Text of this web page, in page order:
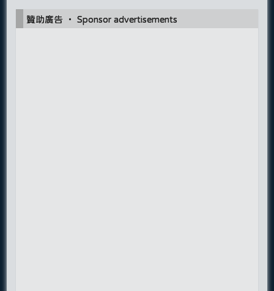
贊助廣告 ‧ Sponsor advertisements